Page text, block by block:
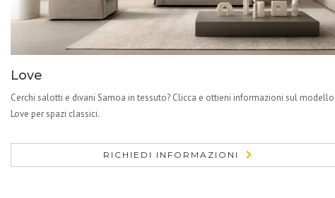
Love
Cerchi salotti e divani Samoa in tessuto? Clicca e ottieni informazioni sul modello
Love per spazi classici.
RICHIEDI INFORMAZIONI